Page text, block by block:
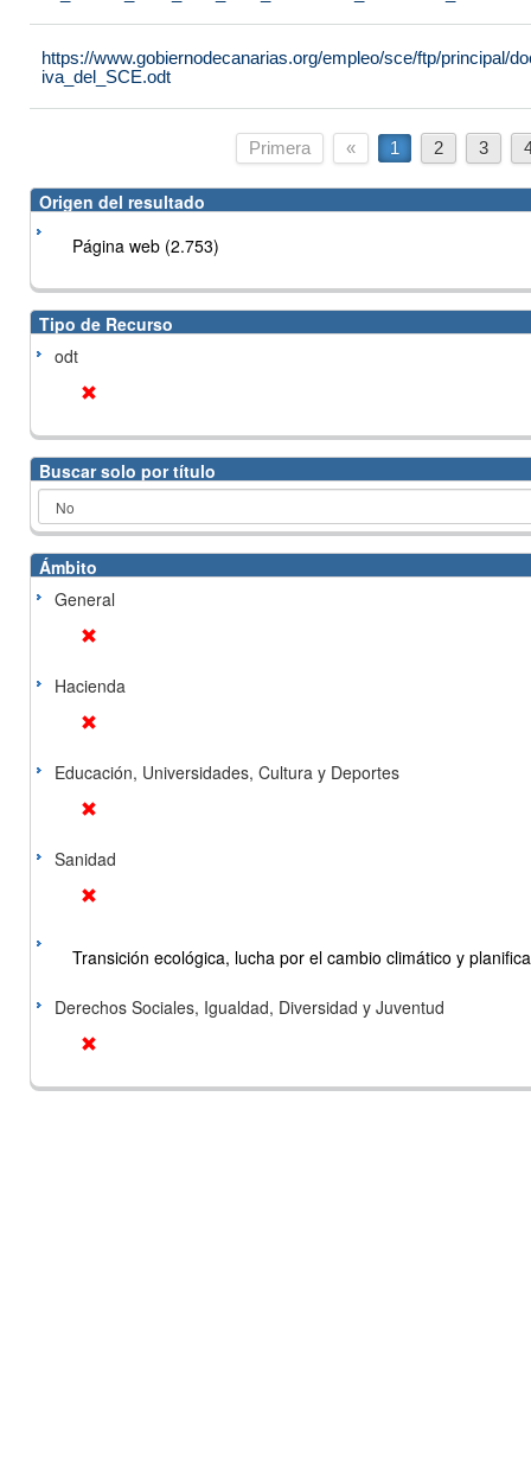
https://www.gobiernodecanarias.org/empleo/sce/ftp/principal/
iva_del_SCE.odt
Primera « 1 2 3
Origen del resultado
Página web (2.753)
Tipo de Recurso
odt
Buscar solo por título
Ámbito
General
Hacienda
Educación, Universidades, Cultura y Deportes
Sanidad
Transición ecológica, lucha por el cambio climático y
Derechos Sociales, Igualdad, Diversidad y Juventud